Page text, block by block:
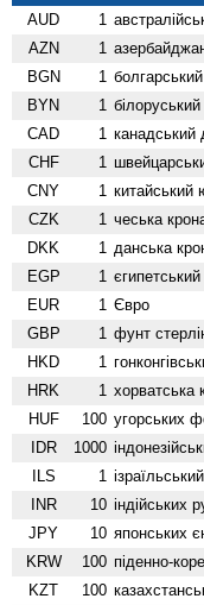
AUD
1
AZN 1
BGN 1
BYN 1
CAD 1 канадський
CHF 1
CNY 1 китайський
CZK 1 чеська
DKK 1 данська
EGP 1
EUR 1 Євро
GBP 1 фунт
HKD 1
HRK 1 хорватська
HUF 100 угорських
IDR 1000
ILS 1
INR 10 індійських
JPY 10 японських
KRW 100 піденно-
KZT 100